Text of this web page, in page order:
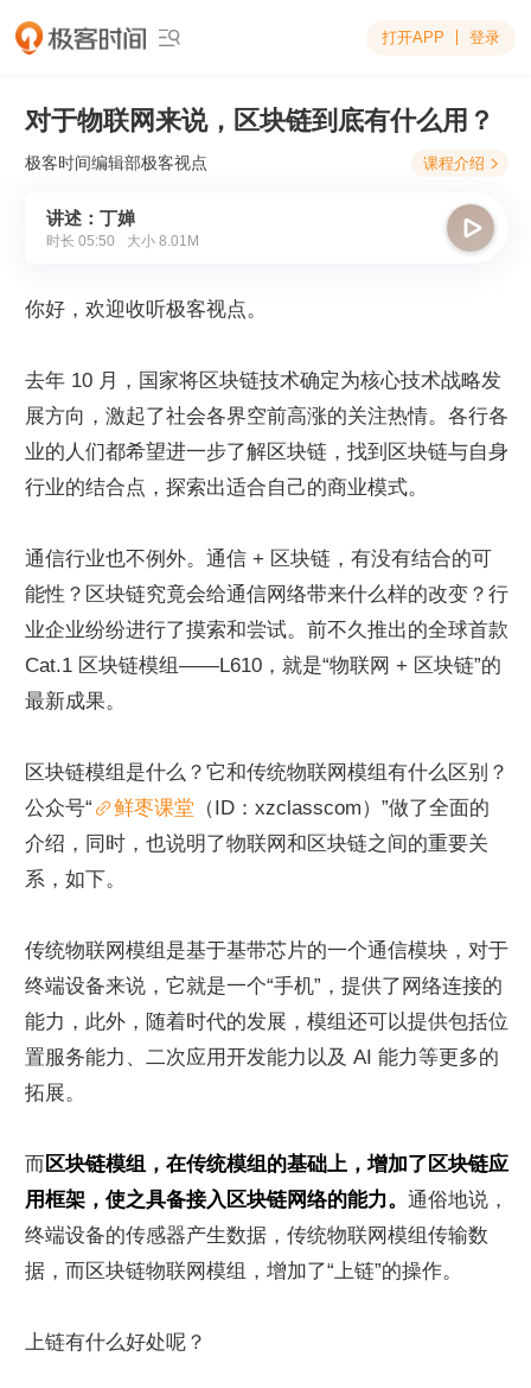
 打开APP 登录
对于物联网来说，区块链到底有什么用？
极客时间编辑部极客视点 课程介绍 
讲述：丁婵
时长 05:50 大小 8.01M

你好，欢迎收听极客视点。
去年 10 月，国家将区块链技术确定为核心技术战略发
展方向，激起了社会各界空前高涨的关注热情。各行各
业的人们都希望进一步了解区块链，找到区块链与自身
行业的结合点，探索出适合自己的商业模式。
通信行业也不例外。通信 + 区块链，有没有结合的可
能性？区块链究竟会给通信网络带来什么样的改变？行
业企业纷纷进行了摸索和尝试。前不久推出的全球首款
Cat.1 区块链模组——L610，就是“物联网 + 区块链”的
最新成果。
区块链模组是什么？它和传统物联网模组有什么区别？
公众号“
鲜枣课堂 （ID：xzclasscom）”做了全面的
介绍，同时，也说明了物联网和区块链之间的重要关
系，如下。
传统物联网模组是基于基带芯片的一个通信模块，对于
终端设备来说，它就是一个“手机”，提供了网络连接的
能力，此外，随着时代的发展，模组还可以提供包括位
置服务能力、二次应用开发能力以及 AI 能力等更多的
拓展。
而区块链模组，在传统模组的基础上，增加了区块链应
用框架，使之具备接入区块链网络的能力。 通俗地说，
终端设备的传感器产生数据，传统物联网模组传输数
据，而区块链物联网模组，增加了“上链”的操作。
上链有什么好处呢？